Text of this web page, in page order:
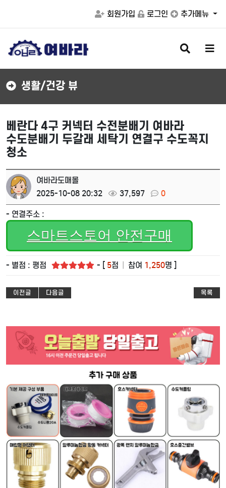
회원가입 로그인 추가메뉴
검
색
버
메
버
생활/건강 뷰
베란다 4구 커넥터 수전분배기 여바라
수도분배기 두갈래 세탁기 연결구 수도꼭지
청소
여바라도매몰
2025-10-08 20:32
37,597 0
- 연결주소 :
스마트스토어 안전구매
- 별점 : 평점 - [ 5점 참여 1,250명 ]
이전글 다음글 목록